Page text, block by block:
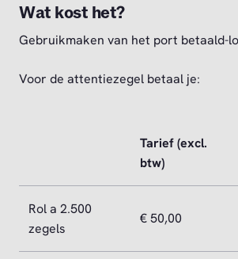
Wat kost het?
Gebruikmaken van het port betaald-
Voor de attentiezegel betaal je:
Tarief (excl.
btw)
Rol a 2.500
zegels
€ 50,00